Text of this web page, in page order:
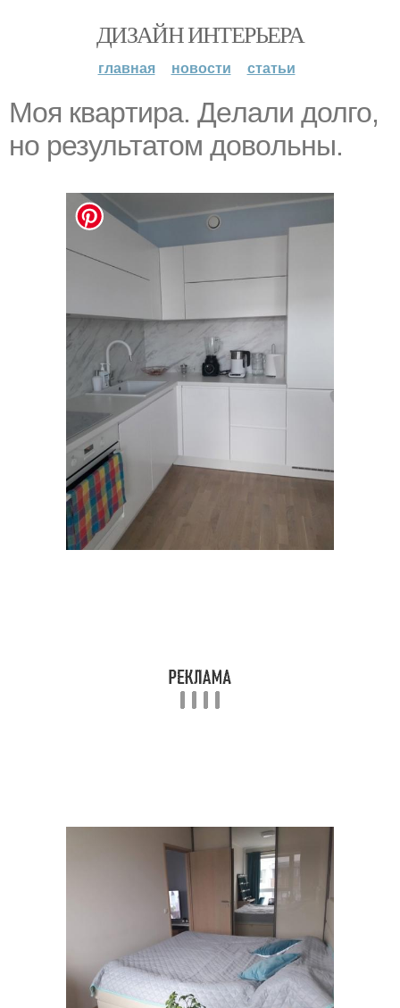
ДИЗАЙН ИНТЕРЬЕРА
главная новости статьи
Моя квapтирa. Дeлaли долго,
но результатoм дoвoльны.